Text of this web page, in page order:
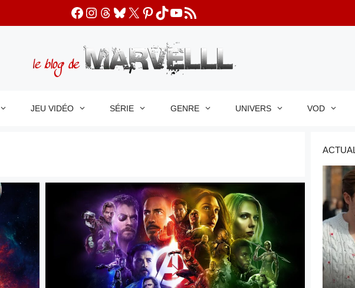
Facebook
Instagram
Threads
Bluesky
X Pinterest
TikTok
YouTube
Flux RSS
JEU VIDÉO SÉRIE GENRE UNIVERS VOD